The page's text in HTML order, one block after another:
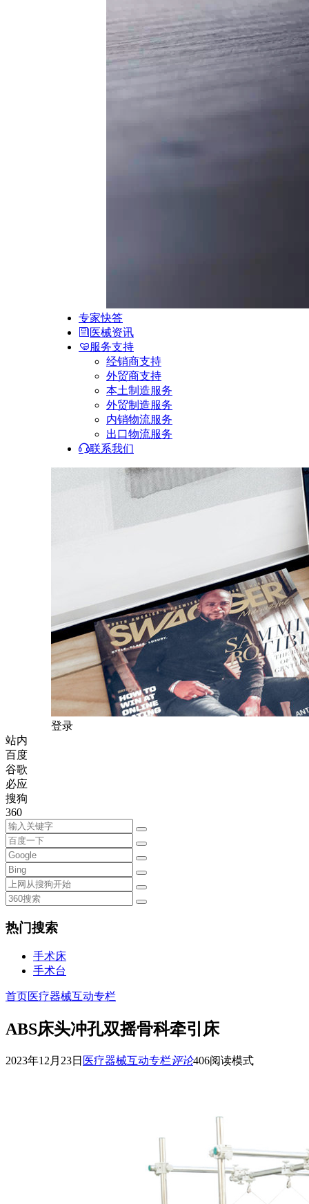
专家快答
医械资讯
服务支持
经销商支持
外贸商支持
本土制造服务
外贸制造服务
内销物流服务
出口物流服务
联系我们
登录
站内
百度
谷歌
必应
搜狗
360
热门搜索
手术床
手术台
首页医疗器械互动专栏
ABS床头冲孔双摇骨科牵引床
2023年12月23日 医疗器械互动专栏评论406阅读模式